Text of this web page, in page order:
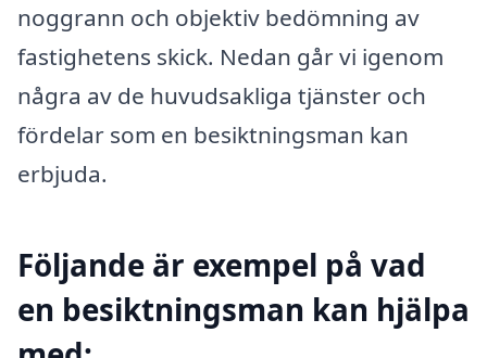
noggrann och objektiv bedömning av
fastighetens skick. Nedan går vi igenom
några av de huvudsakliga tjänster och
fördelar som en besiktningsman kan
erbjuda.
Följande är exempel på vad
en besiktningsman kan hjälpa